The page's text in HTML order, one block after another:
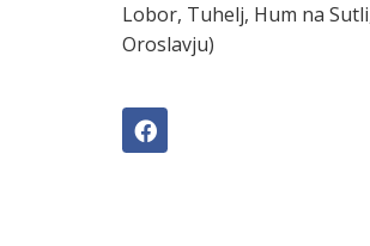
Lobor, Tuhelj, Hum na
Oroslavju)